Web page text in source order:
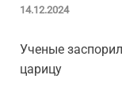
14.12.2024
Ученые
царицу